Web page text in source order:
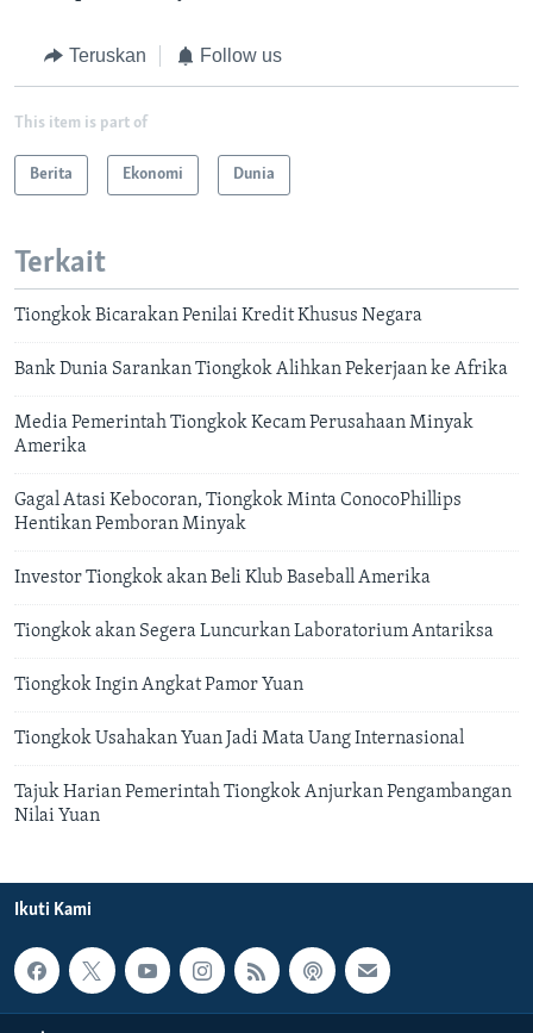
Teruskan Follow us
This item is part of
Berita Ekonomi Dunia
Terkait
Tiongkok Bicarakan Penilai Kredit Khusus Negara
Bank Dunia Sarankan Tiongkok Alihkan Pekerjaan ke Afrika
Media Pemerintah Tiongkok Kecam Perusahaan Minyak
Amerika
Gagal Atasi Kebocoran, Tiongkok Minta ConocoPhillips
Hentikan Pemboran Minyak
Investor Tiongkok akan Beli Klub Baseball Amerika
Tiongkok akan Segera Luncurkan Laboratorium Antariksa
Tiongkok Ingin Angkat Pamor Yuan
Tiongkok Usahakan Yuan Jadi Mata Uang Internasional
Tajuk Harian Pemerintah Tiongkok Anjurkan Pengambangan
Nilai Yuan
Ikuti Kami